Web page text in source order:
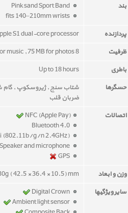
بند
پردازنده
S1 dual-core processor
ظرفیت
8 GB - 2 GB for music , 75 MB for photos
باطری
Up to 18 hours
حسگرها
شتاب سنج , ژیروسکوپ , گام
ضربان قلب
اتصالات
NFC (Apple Pay)
وزن و ابعاد
( 42.5 × 36.4 × 10.5) mm
سایر ویژگیها